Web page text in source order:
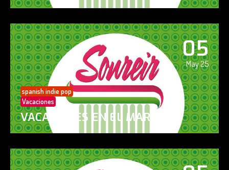
05
May 25
spanish indie pop
Vacaciones
VACACIONES EN EL MAR